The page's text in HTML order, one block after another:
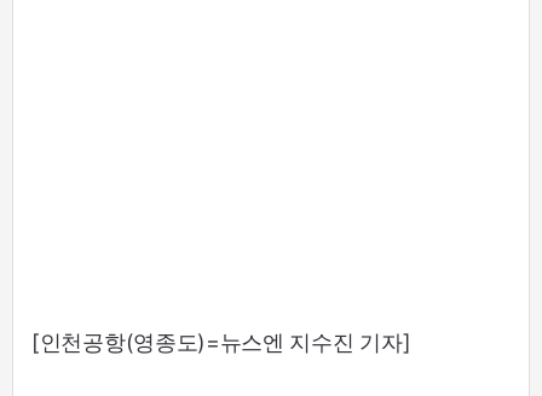
[인천공항(영종도)=뉴스엔 지수진 기자]